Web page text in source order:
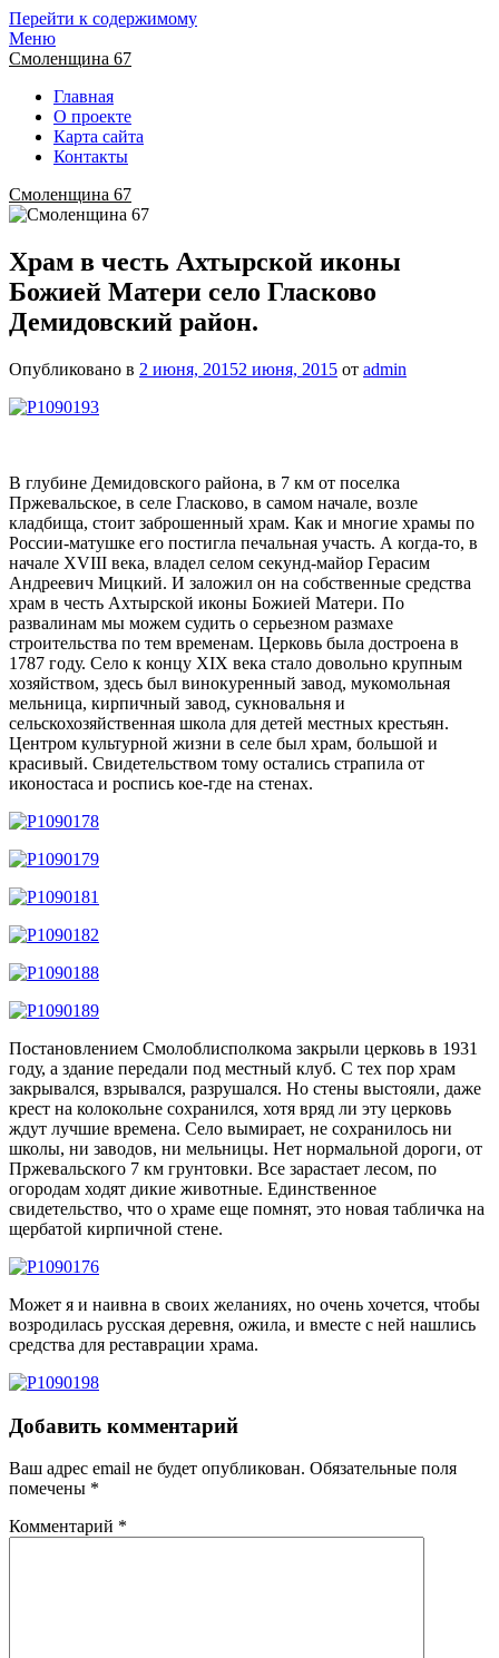
Перейти к содержимому
Меню
Смоленщина 67
Главная
О проекте
Карта сайта
Контакты
Смоленщина 67
Храм в честь Ахтырской иконы
Божией Матери село Гласково
Демидовский район.
Опубликовано в 2 июня, 20152 июня, 2015 от admin
В глубине Демидовского района, в 7 км от поселка
Пржевальское, в селе Гласково, в самом начале, возле
кладбища, стоит заброшенный храм. Как и многие храмы по
России-матушке его постигла печальная участь. А когда-то, в
начале XVIII века, владел селом секунд-майор Герасим
Андреевич Мицкий. И заложил он на собственные средства
храм в честь Ахтырской иконы Божией Матери. По
развалинам мы можем судить о серьезном размахе
строительства по тем временам. Церковь была достроена в
1787 году. Село к концу XIX века стало довольно крупным
хозяйством, здесь был винокуренный завод, мукомольная
мельница, кирпичный завод, сукновальня и
сельскохозяйственная школа для детей местных крестьян.
Центром культурной жизни в селе был храм, большой и
красивый. Свидетельством тому остались страпила от
иконостаса и роспись кое-где на стенах.
Постановлением Смолоблисполкома закрыли церковь в 1931
году, а здание передали под местный клуб. С тех пор храм
закрывался, взрывался, разрушался. Но стены выстояли, даже
крест на колокольне сохранился, хотя вряд ли эту церковь
ждут лучшие времена. Село вымирает, не сохранилось ни
школы, ни заводов, ни мельницы. Нет нормальной дороги, от
Пржевальского 7 км грунтовки. Все зарастает лесом, по
огородам ходят дикие животные. Единственное
свидетельство, что о храме еще помнят, это новая табличка на
щербатой кирпичной стене.
Может я и наивна в своих желаниях, но очень хочется, чтобы
возродилась русская деревня, ожила, и вместе с ней нашлись
средства для реставрации храма.
Добавить комментарий
Ваш адрес email не будет опубликован. Обязательные поля
помечены *
Комментарий *